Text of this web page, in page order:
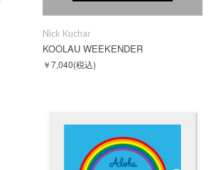
Nick Kuchar
KOOLAU WEEKENDER
￥7,040(税込)